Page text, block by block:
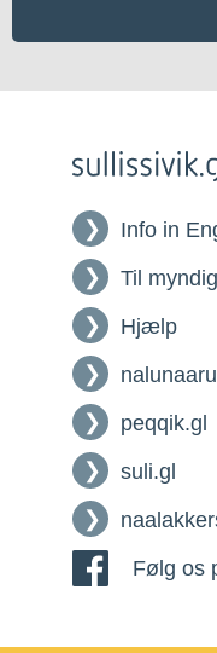
Info in
Til
Hjælp
peqqik.gl
suli.gl
Følg os